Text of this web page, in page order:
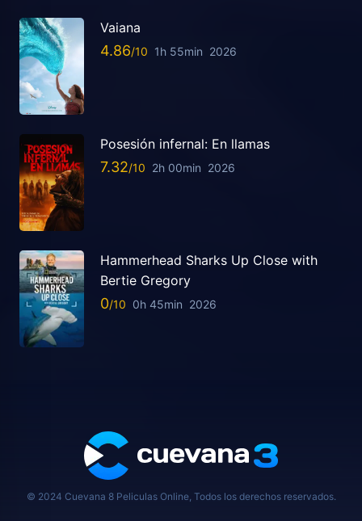
Vaiana
4.86 1h 55min 2026
Posesión infernal: En llamas
7.32 2h 00min 2026
Hammerhead Sharks Up Close with
Bertie Gregory
0 0h 45min 2026
© 2024 Cuevana 8 Peliculas Online, Todos los derechos reservados.